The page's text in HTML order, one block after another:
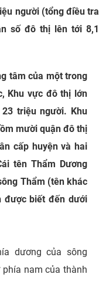
người (tổng điều tra
số đô thị lên tới 8,1
tâm của một trong
Khu vực đô thị lớn
triệu người. Khu
mười quận đô thị
cấp huyện và hai
tên Thẩm Dương
Thẩm (tên khác
được biết đến dưới
dương của sông
nam của thành